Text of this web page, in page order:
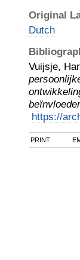
Original
Dutch
Vuijsje,
https://
PRINT